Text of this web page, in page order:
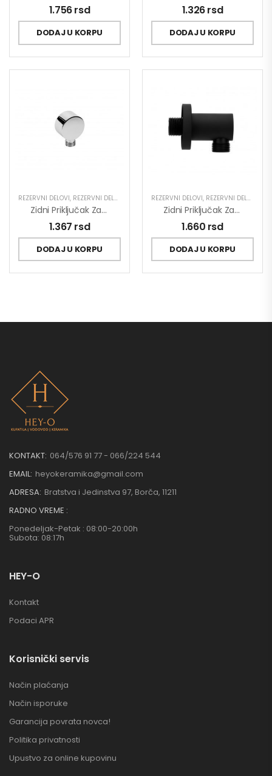
1.756rsd
DODAJ U KORPU
1.326rsd
DODAJ U KORPU
REZERVNI DELOVI, REZERVNI DELOVI ZA SLAVINE
Zidni Priključak Za Tuš Crevo MINOTTI TUBO 6104
1.367 rsd
DODAJ U KORPU
REZERVNI DELOVI, REZERVNI DELOVI ZA SLAVINE
Zidni Priključak Za Tuš Crevo MINOTTI TUBO DARK ELEGANCE 6102B
1.660 rsd
DODAJ U KORPU
KONTAKT: 064/576 91 77 - 066/224 544
EMAIL: heyokeramika@gmail.com
ADRESA: Bratstva i Jedinstva 97, Borča, 11211
RADNO VREME :
Ponedeljak-Petak : 08:00-20:00h
Subota: 08:17h
HEY-O
Kontakt
Podaci APR
Korisnički servis
Način plaćanja
Način isporuke
Garancija povrata novca!
Politika privatnosti
Upustvo za online kupovinu